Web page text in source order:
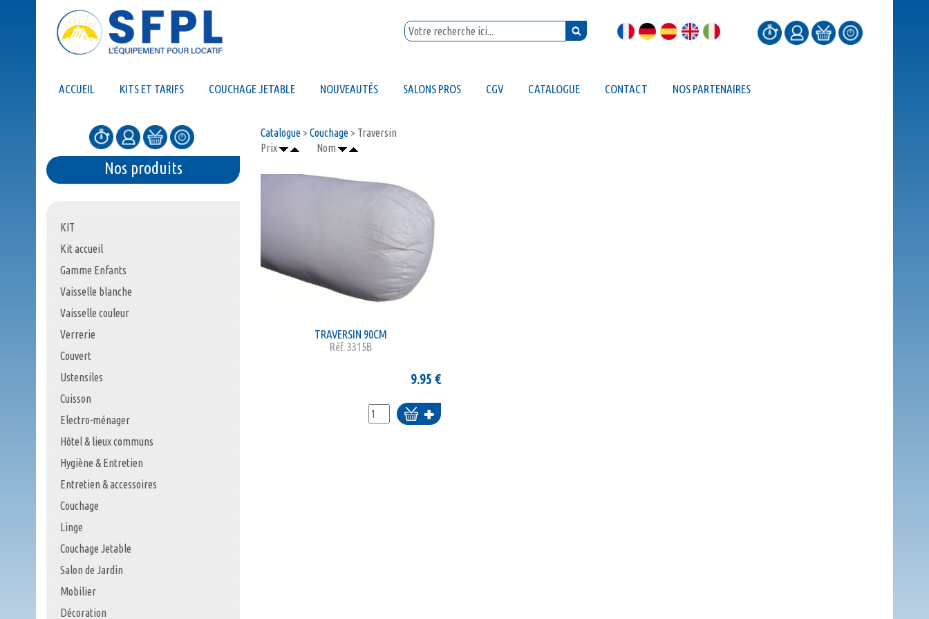
ACCUEIL KITS ET TARIFS COUCHAGE JETABLE NOUVEAUTÉS SALONS PROS CGV CATALOGUE CONTACT NOS PARTENAIRES
Nos produits
KIT
Kit accueil
Gamme Enfants
Vaisselle blanche
Vaisselle couleur
Verrerie
Couvert
Ustensiles
Cuisson
Electro-ménager
Hôtel & lieux communs
Hygiène & Entretien
Entretien & accessoires
Couchage
Linge
Couchage Jetable
Salon de Jardin
Mobilier
Décoration
Catalogue> Couchage> Traversin
Prix
Nom
TRAVERSIN 90CM
Réf.3315B
9.95 €
Ajouter
au